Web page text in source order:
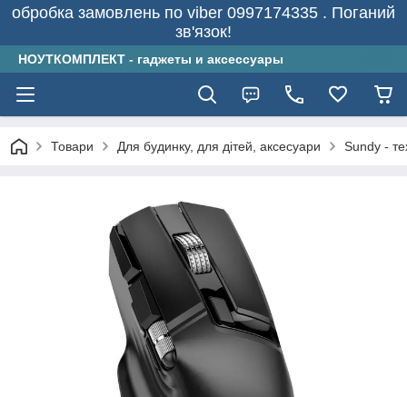
обробка замовлень по viber 0997174335 . Поганий
зв'язок!
НОУТКОМПЛЕКТ - гаджеты и аксессуары
Товари Для будинку, для дітей, аксесуари Sundy -